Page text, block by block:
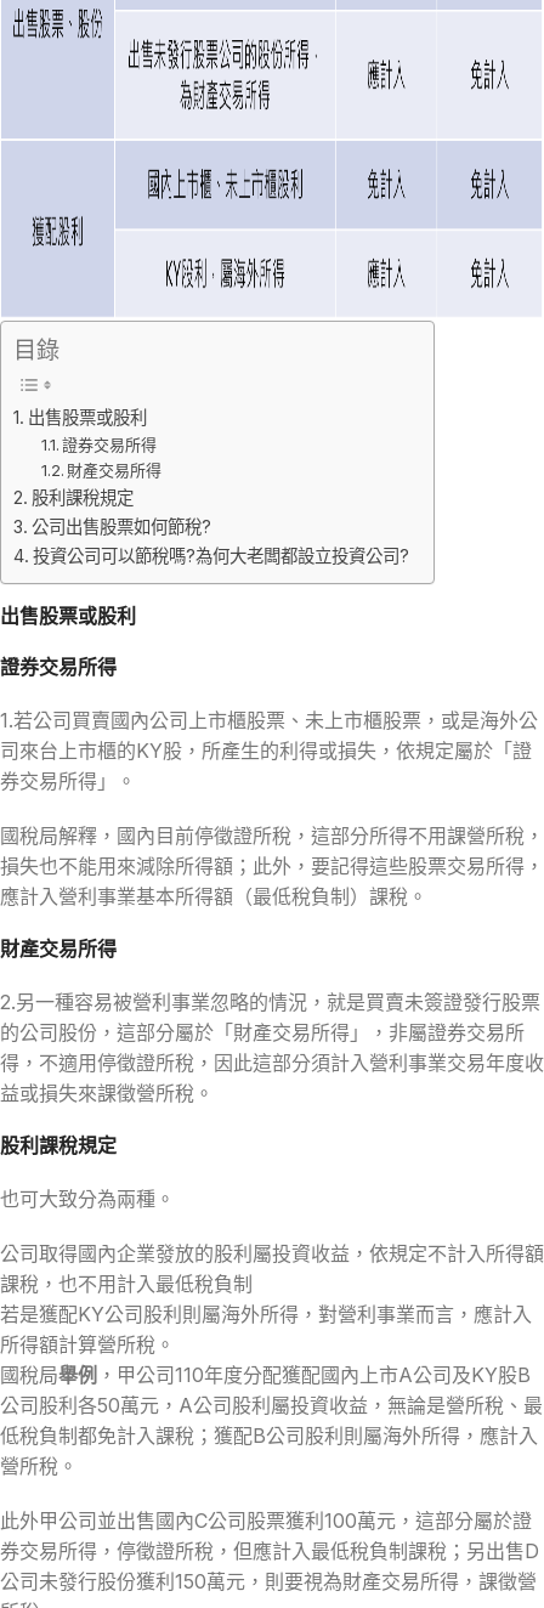
目錄
出售股票或股利
證券交易所得
財產交易所得
股利課稅規定
公司出售股票如何節稅?
投資公司可以節稅嗎?為何大老闆都設立投資公司?
出售股票或股利
證券交易所得
1.若公司買賣國內公司上市櫃股票、未上市櫃股票，或是海外公
司來台上市櫃的KY股，所產生的利得或損失，依規定屬於「證
券交易所得」。
國稅局解釋，國內目前停徵證所稅，這部分所得不用課營所稅，
損失也不能用來減除所得額；此外，要記得這些股票交易所得，
應計入營利事業基本所得額（最低稅負制）課稅。
財產交易所得
2.另一種容易被營利事業忽略的情況，就是買賣未簽證發行股票
的公司股份，這部分屬於「財產交易所得」，非屬證券交易所
得，不適用停徵證所稅，因此這部分須計入營利事業交易年度收
益或損失來課徵營所稅。
股利課稅規定
也可大致分為兩種。
公司取得國內企業發放的股利屬投資收益，依規定不計入所得額
課稅，也不用計入最低稅負制
若是獲配KY公司股利則屬海外所得，對營利事業而言，應計入
所得額計算營所稅。
國稅局舉例 ，甲公司110年度分配獲配國內上市A公司及KY股B
公司股利各50萬元，A公司股利屬投資收益，無論是營所稅、最
低稅負制都免計入課稅；獲配B公司股利則屬海外所得，應計入
營所稅。
此外甲公司並出售國內C公司股票獲利100萬元，這部分屬於證
券交易所得，停徵證所稅，但應計入最低稅負制課稅；另出售D
公司未發行股份獲利150萬元，則要視為財產交易所得，課徵營